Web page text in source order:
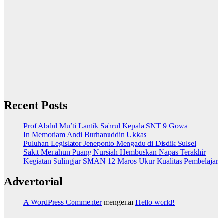
Recent Posts
Prof Abdul Mu’ti Lantik Sahrul Kepala SNT 9 Gowa
In Memoriam Andi Burhanuddin Ukkas
Puluhan Legislator Jeneponto Mengadu di Disdik Sulsel
Sakit Menahun Puang Nursiah Hembuskan Napas Terakhir
Kegiatan Sulingjar SMAN 12 Maros Ukur Kualitas
Advertorial
A WordPress Commentermengenai Hello world!